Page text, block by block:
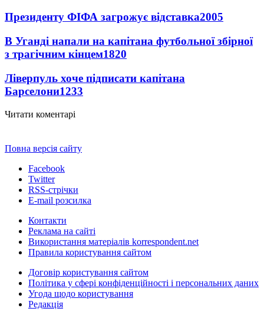
Президенту ФІФА загрожує відставка2005
В Уганді напали на капітана футбольної збірної
з трагічним кінцем1820
Ліверпуль хоче підписати капітана
Барселони1233
Читати коментарі
Повна версія сайту
Facebook
Twitter
RSS-стрічки
E-mail розсилка
Контакти
Реклама на сайті
Використання матеріалів korrespondent.net
Правила користування сайтом
Договір користування сайтом
Політика у сфері конфіденційності і персональних даних
Угода щодо користування
Редакція